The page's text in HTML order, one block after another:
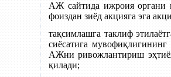
АЖ сайтида ижроия органи
фоиздан зиёд акцияга эга
тақсимлашга таклиф
сиёсатига
АЖни ривожлантириш
қилади;